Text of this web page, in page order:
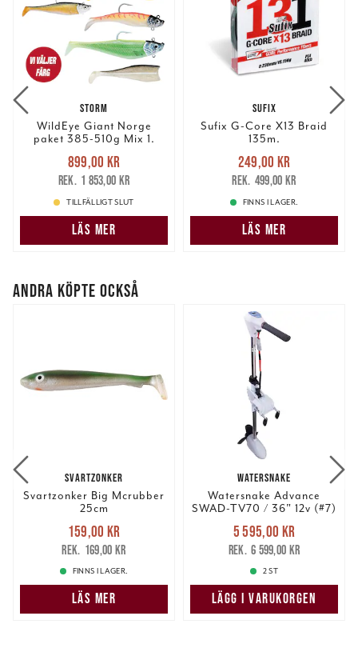
STORM
WildEye Giant Norge
paket 385-510g Mix 1.
Nuvarande pris
899,00 krTidigare pris
1 853,00 kr
899,00 kr
1 853,00 kr
TILLFÄLLIGT SLUT
LÄS MER
SUFIX
Sufix G-Core X13 Braid
135m.
Nuvarande pris
249,00 krTidigare pris
499,00 kr
249,00 kr
499,00 kr
FINNS I LAGER.
LÄS MER
ANDRA KÖPTE OCKSÅ
SVARTZONKER
Svartzonker Big Mcrubber
25cm
Nuvarande pris
159,00 krTidigare pris
169,00 kr
159,00 kr
169,00 kr
FINNS I LAGER.
LÄS MER
WATERSNAKE
Watersnake Advance
SWAD-TV70 / 36" 12v (#7)
Nuvarande pris
5 595,00 krTidigare pris
6 599,00 kr
5 595,00 kr
6 599,00 kr
2 ST
LÄGG I VARUKORGEN